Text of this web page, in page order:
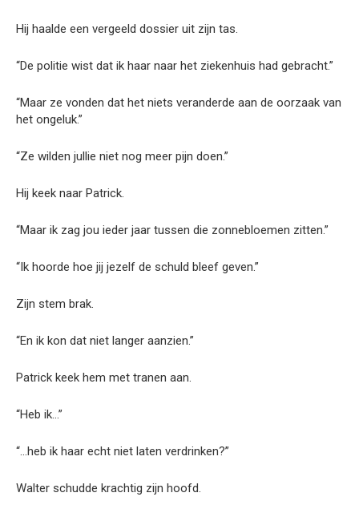
Hij haalde een vergeeld dossier uit zijn tas.
“De politie wist dat ik haar naar het ziekenhuis had gebracht.”
“Maar ze vonden dat het niets veranderde aan de oorzaak van
het ongeluk.”
“Ze wilden jullie niet nog meer pijn doen.”
Hij keek naar Patrick.
“Maar ik zag jou ieder jaar tussen die zonnebloemen zitten.”
“Ik hoorde hoe jij jezelf de schuld bleef geven.”
Zijn stem brak.
“En ik kon dat niet langer aanzien.”
Patrick keek hem met tranen aan.
“Heb ik…”
“…heb ik haar echt niet laten verdrinken?”
Walter schudde krachtig zijn hoofd.